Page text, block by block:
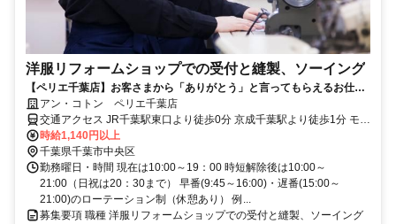
洋服リフォームショップでの受付と縫製、ソーイング
【ペリエ千葉店】お客さまから「ありがとう」と言ってもらえるお仕事
です。やりがいと喜びがあります。
アン・コトン ペリエ千葉店
交通アクセス JR千葉駅東口より徒歩0分 京成千葉駅より徒歩1分 モノ
レール千葉駅より徒歩1分
時給1,140円以上
千葉県千葉市中央区
勤務曜日・時間 現在は10:00～19：00 時短解除後は10:00～
21:00（日祝は20：30まで） 早番(9:45～16:00)・遅番(15:00～
21:00)のローテーション制（休憩あり） 例...
募集要項 職種 洋服リフォームショップでの受付と縫製、ソーイング